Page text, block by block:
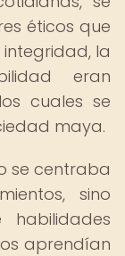
éticos que
la
eran
cuales se
maya.
se centraba
sino
aprendían